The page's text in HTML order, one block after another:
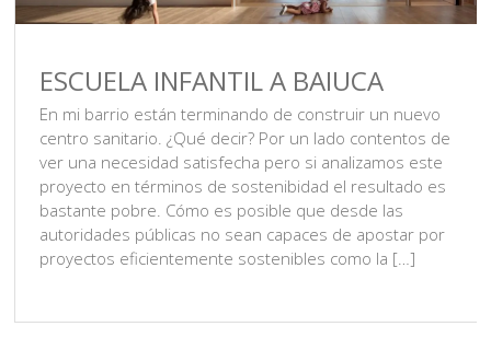
ESCUELA INFANTIL A BAIUCA
En mi barrio están terminando de construir un nuevo
centro sanitario. ¿Qué decir? Por un lado contentos de
ver una necesidad satisfecha pero si analizamos este
proyecto en términos de sostenibidad el resultado es
bastante pobre. Cómo es posible que desde las
autoridades públicas no sean capaces de apostar por
proyectos eficientemente sostenibles como la […]